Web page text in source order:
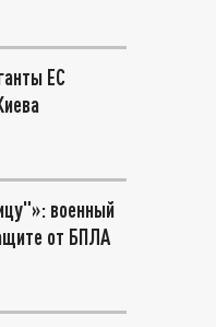
ЕС
военный
от БПЛА